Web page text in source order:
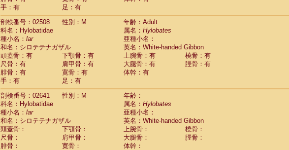
Hylobatidae Hylobates
HylobatidaeHylobateshybrid(0)
HylobatidaeNomascus concolor(1)
Hylobatidae Symphalangus syndactylus(8)
Hominidae (2)
HominidaePan troglodytes
Hominidae Gorilla gorilla beringei(1)
Hominidae Gorilla gorilla gorilla(1)
Primates misc.(0)
Scandentia Dendrogale melanura
Scandentia Ptilocercus lowii
Scandentia
Scandentia
ScandentiaTupaia minor
手：有
足：有
剖検番号：02508
性別：M
年齢：Adult
科名：Hylobatidae
属名： Hylobates
種小名： lar
亜種小名：
和名：シロテテナガザル
英名：White-handed Gibbon
頭蓋骨：有
下顎骨：有 上腕骨：有
橈骨：有
尺骨：有
肩甲骨：有 大腿骨：有
脛骨：有
腓骨：有
寛骨：有
体幹：有
手：有
足：有
剖検番号：02641
性別：M
年齢：
科名：Hylobatidae
属名： Hylobates
種小名： lar
亜種小名：
和名：シロテテナガザル
英名：White-handed Gibbon
頭蓋骨：
下顎骨： 上腕骨：
橈骨：
尺骨：
肩甲骨： 大腿骨：
脛骨：
腓骨：
寛骨：
体幹：